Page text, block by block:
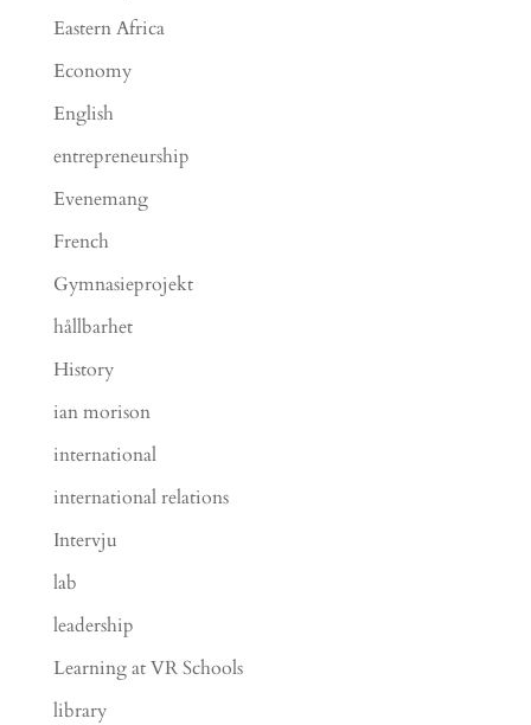
Eastern Africa
Economy
English
entrepreneurship
Evenemang
French
Gymnasieprojekt
hållbarhet
History
ian morison
international
international relations
Intervju
lab
leadership
Learning at VR Schools
library